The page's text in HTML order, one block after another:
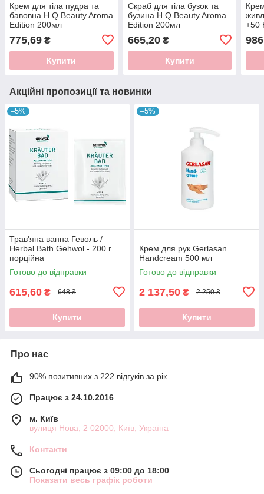
Крем для тіла пудра та
бавовна H.Q.Beauty Aroma
Edition 200мл
775,69 ₴
Купити
Скраб для тіла бузок та
бузина H.Q.Beauty Aroma
Edition 200мл
665,20₴
Купити
+50
Акційні пропозиції та новинки
–5%
Трав'яна ванна Геволь /
Herbal Bath Gehwol - 200 г
порційна
Готово до відправки
615,60 ₴ 648 ₴
Купити
–5%
Крем для рук Gerlasan
Handcream 500 мл
Готово до відправки
2 137,50 ₴ 2 250 ₴
Купити
Про нас
90% позитивних з 222 відгуків за рік
Працює з 24.10.2016
м. Київ
вулиця Нова, 2 02000, Київ, Україна
Контакти
Сьогодні працює з 09:00 до 18:00
Показати весь графік роботи